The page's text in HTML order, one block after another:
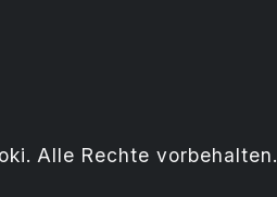
Alle Rechte vorbehalten.